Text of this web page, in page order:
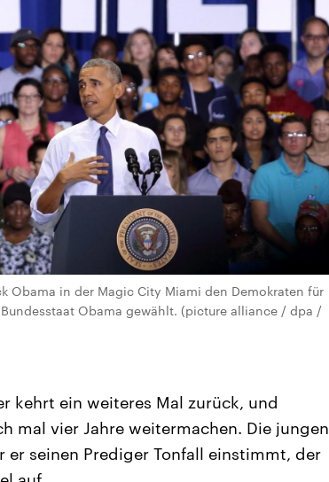
Obama in der Magic City Miami den Demokraten für
Obama gewählt. (picture alliance / dpa /
kehrt ein weiteres Mal zurück, und
mal vier Jahre weitermachen. Die jungen
er seinen Prediger Tonfall einstimmt, der